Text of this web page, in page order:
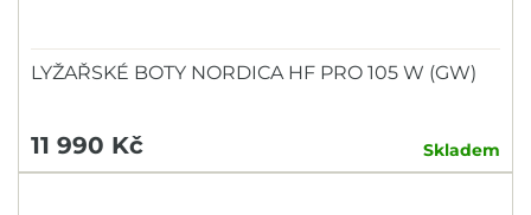
LYŽAŘSKÉ BOTY NORDICA HF PRO 105 W (GW)
11 990 Kč Skladem